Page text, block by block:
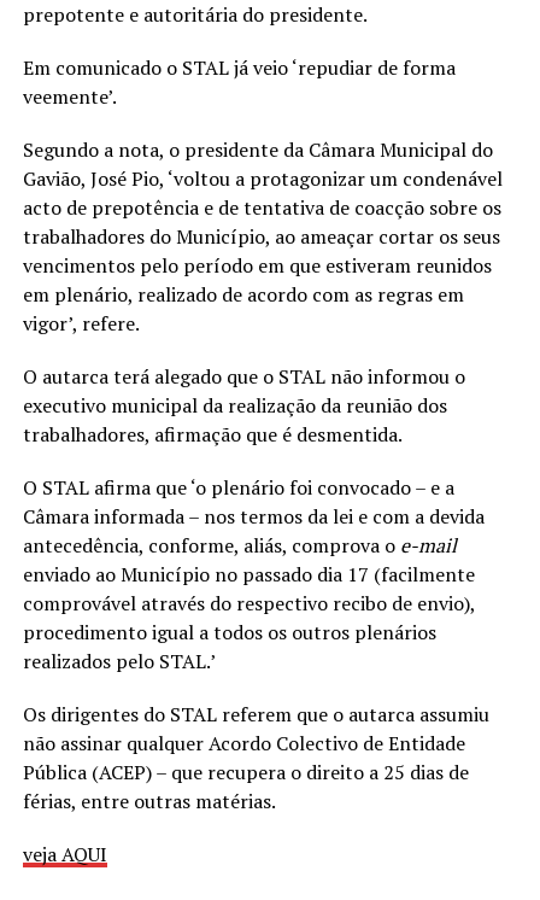
prepotente e autoritária do presidente.
Em comunicado o STAL já veio ‘repudiar de forma
veemente’.
Segundo a nota, o presidente da Câmara Municipal do
Gavião, José Pio, ‘voltou a protagonizar um condenável
acto de prepotência e de tentativa de coacção sobre os
trabalhadores do Município, ao ameaçar cortar os seus
vencimentos pelo período em que estiveram reunidos
em plenário, realizado de acordo com as regras em
vigor’, refere.
O autarca terá alegado que o STAL não informou o
executivo municipal da realização da reunião dos
trabalhadores, afirmação que é desmentida.
O STAL afirma que ‘o plenário foi convocado – e a
Câmara informada – nos termos da lei e com a devida
antecedência, conforme, aliás, comprova o e-mail
enviado ao Município no passado dia 17 (facilmente
comprovável através do respectivo recibo de envio),
procedimento igual a todos os outros plenários
realizados pelo STAL.’
Os dirigentes do STAL referem que o autarca assumiu
não assinar qualquer Acordo Colectivo de Entidade
Pública (ACEP) – que recupera o direito a 25 dias de
férias, entre outras matérias.
veja AQUI